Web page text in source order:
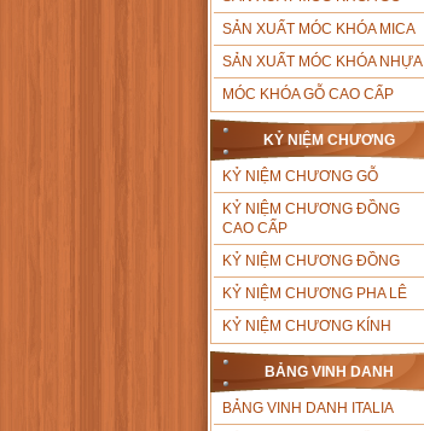
SẢN XUẤT MÓC KHÓA MICA
SẢN XUẤT MÓC KHÓA NHỰA
MÓC KHÓA GỖ CAO CẤP
KỶ NIỆM CHƯƠNG
KỶ NIỆM CHƯƠNG GỖ
KỶ NIỆM CHƯƠNG ĐỒNG
CAO CẤP
KỶ NIỆM CHƯƠNG ĐỒNG
KỶ NIỆM CHƯƠNG PHA LÊ
KỶ NIỆM CHƯƠNG KÍNH
BẢNG VINH DANH
BẢNG VINH DANH ITALIA